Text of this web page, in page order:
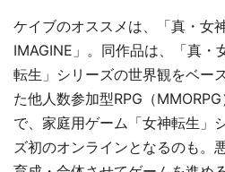
ケイブのオススメは、「真・女
IMAGINE」。同作品は、「真・
転生」シリーズの世界観をベー
た他人数参加型RPG（MMORPG
で、家庭用ゲーム「女神転生」
ズ初のオンラインとなるのも。